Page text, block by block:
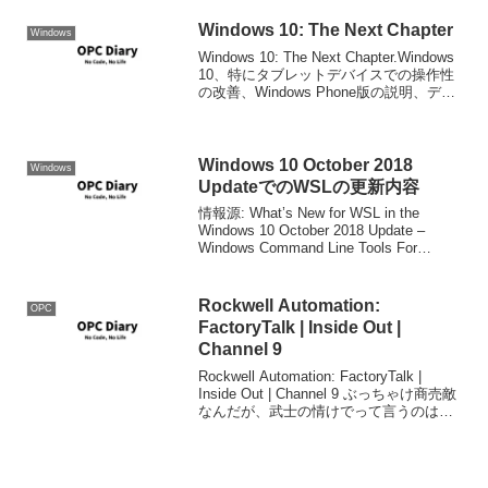
Windows Windows 10: The Next Chapter
Windows 10: The Next Chapter.Windows
10、特にタブレットデバイスでの操作性
の改善、Windows Phone版の説明、デス
Windows
Windows 10 October 2018
UpdateでのWSLの更新内容
情報源: What’s New for WSL in the
Windows 10 October 2018 Update –
Windows Command Line Tools For
OPC
Rockwell Automation:
FactoryTalk | Inside Out |
Channel 9
Rockwell Automation: FactoryTalk |
Inside Out | Channel 9 ぶっちゃけ商売敵
なんだが、武士の情けでって言うのは冗